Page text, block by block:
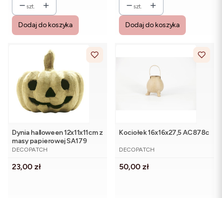
szt.
Dodaj do koszyka
szt.
Dodaj do koszyka
Dynia halloween 12x11x11cm z
masy papierowej SA179
PRODUCENT
DECOPATCH
Cena
23,00 zł
Kociołek 16x16x27,5 AC878c
PRODUCENT
DECOPATCH
Cena
50,00 zł